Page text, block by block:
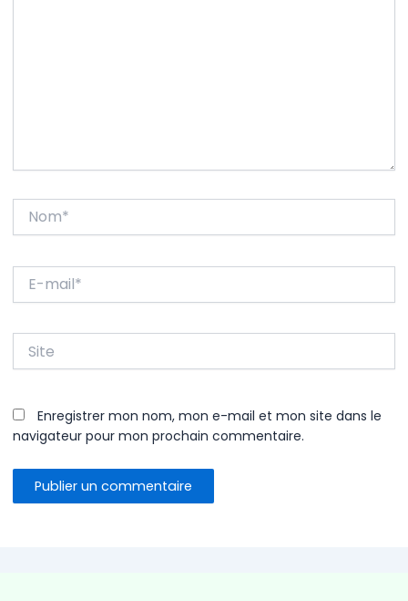
mail*
Enregistrer mon nom, mon e-mail et mon site dans le
navigateur pour mon prochain commentaire.